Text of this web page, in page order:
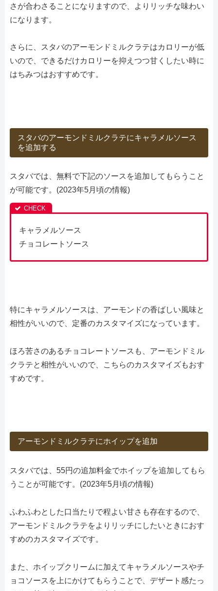
さが合わさることになりますので、よりリッチな味わい
になります。
さらに、スタバのアーモンドミルクラテはカロリーが低
いので、できるだけカロリーを抑えつつ甘くしたい時に
はちみつはおすすめです。
スタバのアーモンドミルクラテにキャラメルソース
を追加する
スタバでは、無料で下記のソースを追加してもらうこと
が可能です。(2023年5月頃の情報)
キャラメルソース
チョコレートソース
特にキャラメルソースは、アーモンドの香ばしい風味と
相性がいいので、定番のカスタマイズになっています。
ほろ苦さのあるチョコレートソースも、アーモンドミル
クラテと相性がいいので、こちらのカスタマイズもおす
すめです。
アーモンドミルクラテにホイップを追加
スタバでは、55円の追加料金でホイップを追加してもら
うことが可能です。(2023年5月頃の情報)
ふわふわとした口当たりで程よい甘さも存在するので、
アーモンドミルクラテをよりリッチにしたいときにおす
すめのカスタマイズです。
また、ホイップクリームに加えてキャラメルソースやチ
ョコソースを上にかけてもらうことで、デザート感たっ